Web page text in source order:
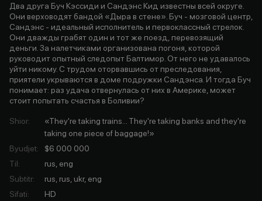
Два друга Буч Кэссиди и Сандэнс Кид известны всей округе.
Они верховодят бандой «Дыра в стене». Буч - мозговой центр,
Сандэнс - идеальный исполнитель и первоклассный стрелок.
Они дважды грабят один и тот же поезд, перевозящий
деньги. За налетчиками организована погоня, которой
руководит опытный следопыт Балтимор. От него не удавалось
уйти никому. С трудом оторвавшись от преследования,
приятели укрываются в доме подружки Сандэнса. И тогда Буч
понимает: раз удача отвернулась от них в Америке, может
стоит попытать счастья в Боливии?
Shior:
«They're taking trains... They're taking banks and they're
taking one piece of baggage!»
Byudjet:
$6 000 000
Til:
rus, eng
Subtitr:
rus, rus, ukr, eng
Sifati: HD